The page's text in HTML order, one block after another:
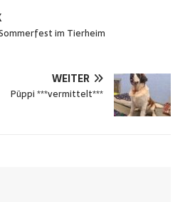
im Tierheim
WEITER
Püppi ***vermittelt***